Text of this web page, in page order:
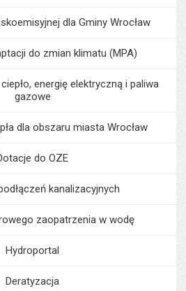
dla Gminy Wrocław
do zmian klimatu (MPA)
energię elektryczną i paliwa
gazowe
dla obszaru miasta Wrocław
do OZE
kanalizacyjnych
zaopatrzenia w wodę
Hydroportal
Deratyzacja